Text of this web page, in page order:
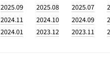
2025.09 2025.08 2025.07
2024.11 2024.10 2024.09
2024.01 2023.12 2023.11